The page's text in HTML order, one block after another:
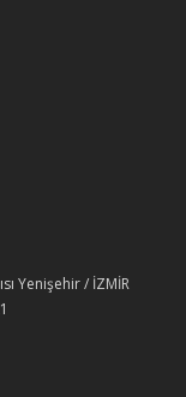
Yenişehir / İZMİR